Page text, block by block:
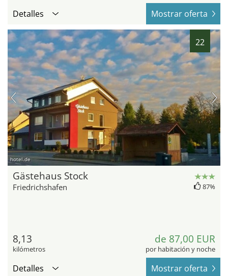
Detalles Mostrar oferta
22
hotel.de
Gästehaus Stock
Friedrichshafen 87%
8,13
kilómetros
de 87,00 EUR
por habitación y noche
Detalles Mostrar oferta